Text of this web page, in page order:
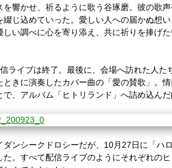
を響かせ、祈るように歌う谷琢磨。彼の歌
綴じ込めていった。愛しい人への届かぬ想
しい調べに心を寄り添え、共に祈りを捧げた
ライブは終了。最後に、会場へ訪れた人た
ときに演奏したカバー曲の「愛の賛歌」。
で、アルバム「ヒトリランド」へ詰め込ん
ンシークドロシーだが、 10月 27日に「ハロ
た。すべて配信ライブのようにそれぞれの